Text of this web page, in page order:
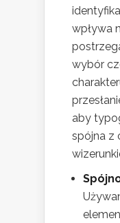
wpływa
wybór
aby
spójna z